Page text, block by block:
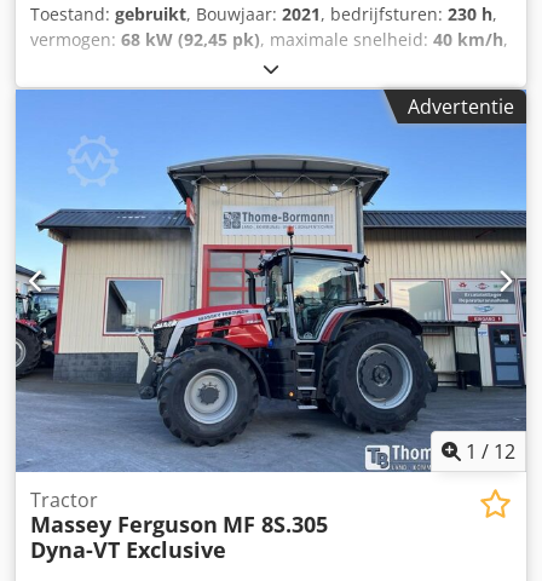
Toestand: gebruikt, Bouwjaar: 2021, bedrijfsturen: 230 h,
vermogen: 68 kW (92,45 pk), maximale snelheid: 40 km/h,
380/70 R24 | 0%
R34 | 0%, bandenmaten:480/70 R34, Banden (voor):
380/70 R24, banden (achter): 480/70 R34, draaiuren: 230,
eerste registratie: 15-12-2023. Machine met eerste
registratie: 12-2023. Draaiuren: ca. 230.
Standaarduitvoering/technische gegevens: Motor,
nominaal vermogen (ISO): 68/92 kW/pk, maximaal
vermogen: 70/95 kW/pk bij 2000 tpm, maximaal koppel:
355 Nm bij 1600 tpm. Fabrikant/type: Agco Power / AP 33
AWIC. Milieuvriendelijke motor, 3 cilinders / 3,3 l, Stage V,
DOC&SCR, AdBlue-tank met 15 liter, zonder
uitlaatgasrecirculatie, zonder roetfilter. Verticale uitlaat:
aan de rechterkant, voor de A-stijl van de cabine.
Brandstoftankinhoud: 120 liter. Transmissie: 12/12
versnellingen. Csdpfx Aszpcuyem Eerf
Advertentie
1 / 12
Tractor
Massey Ferguson MF 8S.305
Dyna-VT Exclusive